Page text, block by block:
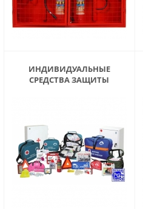
ИНДИВИДУАЛЬНЫЕ
СРЕДСТВА ЗАЩИТЫ